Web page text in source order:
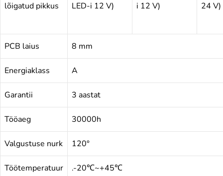
lõigatud pikkus
LED-i 12 V)
i 12 V)
24 V)
PCB laius 8 mm
Energiaklass A
Garantii 3 aastat
Tööaeg 30000h
Valgustuse nurk 120°
Töötemperatuur .-20℃~+45℃